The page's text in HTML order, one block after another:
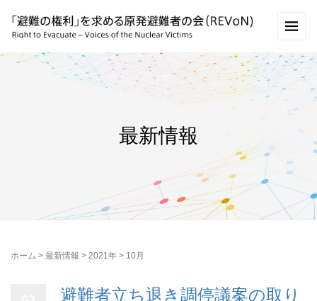
最新情報
ホーム > 最新情報 > 2021年 > 10月
避難者立ち退き調停議案の取り